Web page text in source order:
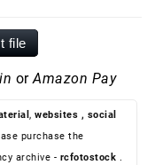
file
or Amazon Pay
, websites , social
purchase the
archive - rcfotostock